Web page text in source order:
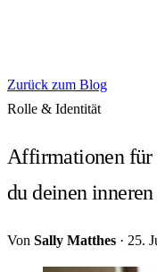
Zurück zum Blog
Rolle & Identität
Affirmationen für
du deinen
Von Sally Matthes · 25.